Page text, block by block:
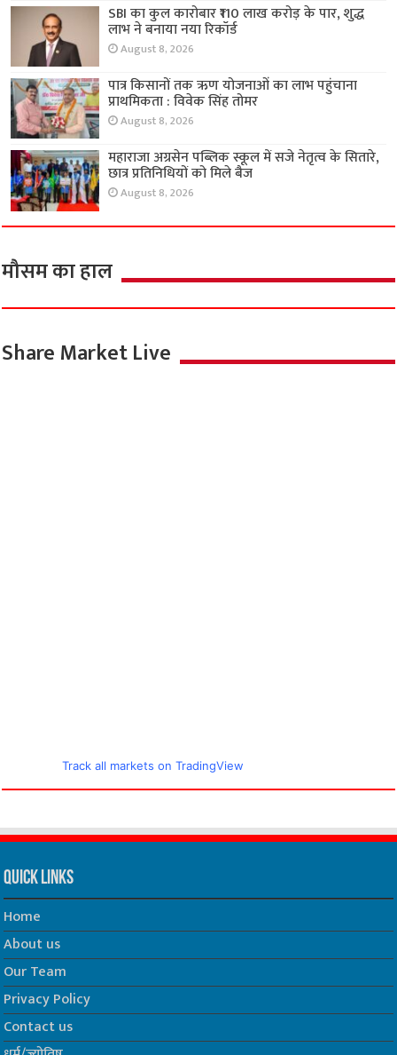
SBI का कुल कारोबार ₹110 लाख करोड़ के पार, शुद्ध
लाभ ने बनाया नया रिकॉर्ड
August 8, 2026
पात्र किसानों तक ऋण योजनाओं का लाभ पहुंचाना
प्राथमिकता : विवेक सिंह तोमर
August 8, 2026
महाराजा अग्रसेन पब्लिक स्कूल में सजे नेतृत्व के सितारे,
छात्र प्रतिनिधियों को मिले बैज
August 8, 2026
मौसम का हाल
Share Market Live
Track all markets on TradingView
Quick Links
Home
About us
Our Team
Privacy Policy
Contact us